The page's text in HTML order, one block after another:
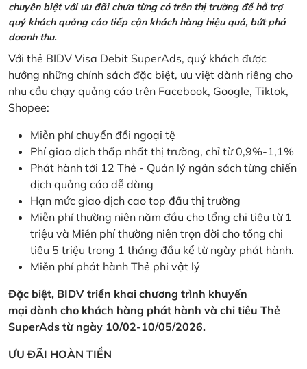
chuyên biệt với ưu đãi chưa từng có trên thị trường để hỗ trợ
quý khách quảng cáo tiếp cận khách hàng hiệu quả, bứt phá
doanh thu.
Với thẻ BIDV Visa Debit SuperAds, quý khách được
hưởng những chính sách đặc biệt, ưu việt dành riêng cho
nhu cầu chạy quảng cáo trên Facebook, Google, Tiktok,
Shopee:
Miễn phí chuyển đổi ngoại tệ
Phí giao dịch thấp nhất thị trường, chỉ từ 0,9%-1,1%
Phát hành tới 12 Thẻ - Quản lý ngân sách từng chiến
dịch quảng cáo dễ dàng
Hạn mức giao dịch cao top đầu thị trường
Miễn phí thường niên năm đầu cho tổng chi tiêu từ 1
triệu và Miễn phí thường niên trọn đời cho tổng chi
tiêu 5 triệu trong 1 tháng đầu kể từ ngày phát hành.
Miễn phí phát hành Thẻ phi vật lý
Đặc biệt, BIDV triển khai chương trình khuyến
mại dành cho khách hàng phát hành và chi tiêu Thẻ
SuperAds từ ngày 10/02-10/05/2026.
ƯU ĐÃI HOÀN TIỀN